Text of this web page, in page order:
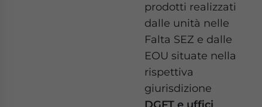
prodotti realizzati
dalle unità nelle
Falta SEZ e dalle
EOU situate nella
rispettiva
giurisdizione
DGFT e uffici